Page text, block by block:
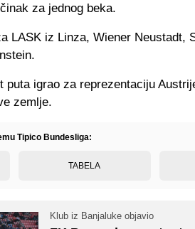
za jednog beka.
LASK iz Linza, Wiener Neustadt,
puta igrao za reprezentaciju
zemlje.
Tipico Bundesliga:
TABELA
Klub iz Banjaluke objavio